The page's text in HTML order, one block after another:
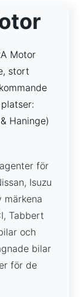
Motor
stort
Haninge)
för
Isuzu
märkena
Tabbert
och
bilar
för de